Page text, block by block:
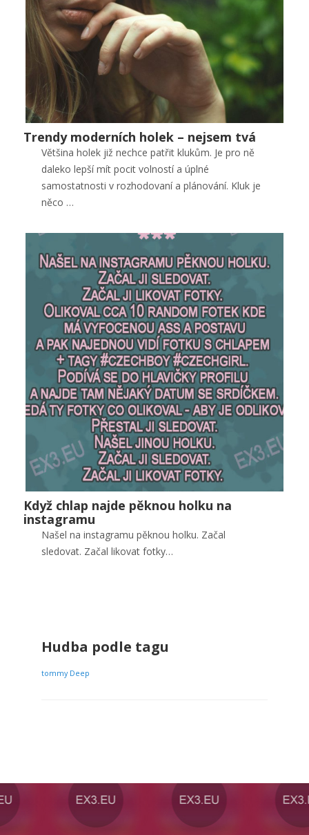
Trendy moderních holek – nejsem tvá
Trendy moderních holek – nejsem tvá
Většina holek již nechce patřit klukům. Je pro ně
daleko lepší mít pocit volností a úplné
samostatnosti v rozhodovaní a plánování. Kluk je
něco …
Když chlap najde pěknou holku na instagramu
Když chlap najde pěknou holku na
instagramu
Našel na instagramu pěknou holku. Začal
sledovat. Začal likovat fotky…
Hudba podle tagu
tommy Deep